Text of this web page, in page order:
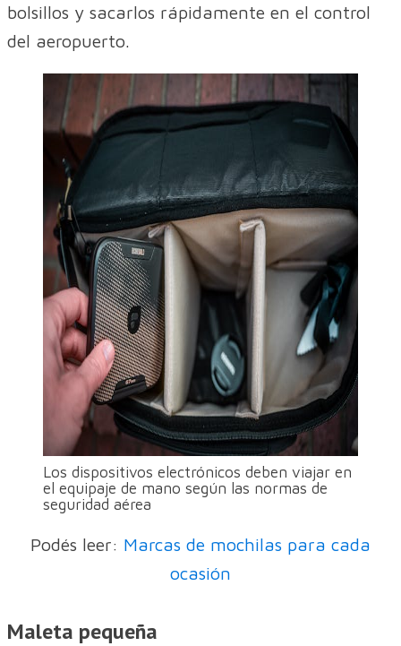
bolsillos y sacarlos rápidamente en el control
del aeropuerto.
Los dispositivos electrónicos deben viajar en
el equipaje de mano según las normas de
seguridad aérea
Podés leer: Marcas de mochilas para cada
ocasión
Maleta pequeña